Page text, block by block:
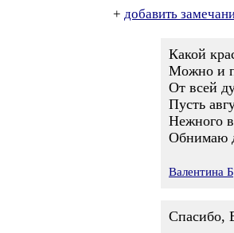
+ добавить
Какой
Можно и
От всей
Пусть
Нежного
Обнимаю
Валентина
Спасибо,